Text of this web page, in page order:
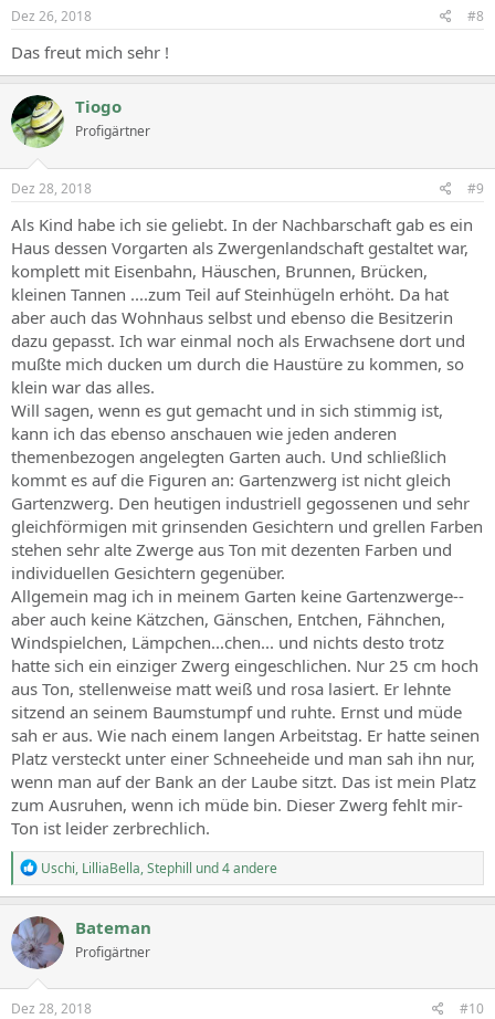
Dez 26, 2018 #8
Das freut mich sehr !
Tiogo
Profigärtner
Dez 28, 2018 #9
Als Kind habe ich sie geliebt. In der Nachbarschaft gab es ein
Haus dessen Vorgarten als Zwergenlandschaft gestaltet war,
komplett mit Eisenbahn, Häuschen, Brunnen, Brücken,
kleinen Tannen ....zum Teil auf Steinhügeln erhöht. Da hat
aber auch das Wohnhaus selbst und ebenso die Besitzerin
dazu gepasst. Ich war einmal noch als Erwachsene dort und
mußte mich ducken um durch die Haustüre zu kommen, so
klein war das alles.
Will sagen, wenn es gut gemacht und in sich stimmig ist,
kann ich das ebenso anschauen wie jeden anderen
themenbezogen angelegten Garten auch. Und schließlich
kommt es auf die Figuren an: Gartenzwerg ist nicht gleich
Gartenzwerg. Den heutigen industriell gegossenen und sehr
gleichförmigen mit grinsenden Gesichtern und grellen Farben
stehen sehr alte Zwerge aus Ton mit dezenten Farben und
individuellen Gesichtern gegenüber.
Allgemein mag ich in meinem Garten keine Gartenzwerge--
aber auch keine Kätzchen, Gänschen, Entchen, Fähnchen,
Windspielchen, Lämpchen...chen... und nichts desto trotz
hatte sich ein einziger Zwerg eingeschlichen. Nur 25 cm hoch
aus Ton, stellenweise matt weiß und rosa lasiert. Er lehnte
sitzend an seinem Baumstumpf und ruhte. Ernst und müde
sah er aus. Wie nach einem langen Arbeitstag. Er hatte seinen
Platz versteckt unter einer Schneeheide und man sah ihn nur,
wenn man auf der Bank an der Laube sitzt. Das ist mein Platz
zum Ausruhen, wenn ich müde bin. Dieser Zwerg fehlt mir-
Ton ist leider zerbrechlich.
R
e
a
c
t
i
o
n
s
Uschi, LilliaBella,Stephill und 4 andere
Bateman
Profigärtner
Dez 28, 2018 #10